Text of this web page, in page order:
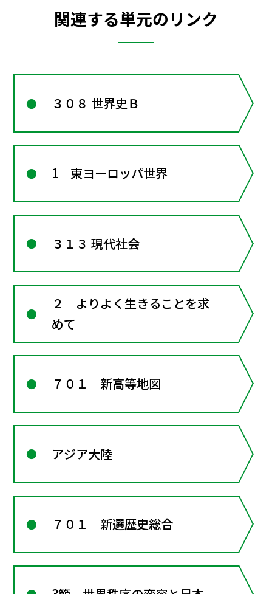
関連する単元のリンク
３０８ 世界史Ｂ
1 東ヨーロッパ世界
３１３ 現代社会
２ よりよく生きることを求
めて
７０１ 新高等地図
アジア大陸
７０１ 新選歴史総合